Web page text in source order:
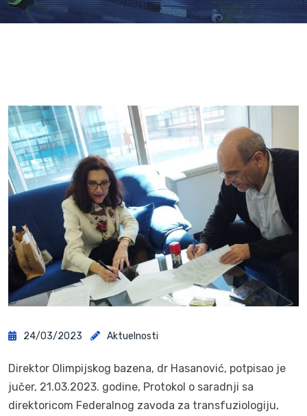
24/03/2023 Aktuelnosti
Direktor Olimpijskog bazena, dr Hasanović, potpisao je
jučer, 21.03.2023. godine, Protokol o saradnji sa
direktoricom Federalnog zavoda za transfuziologiju,